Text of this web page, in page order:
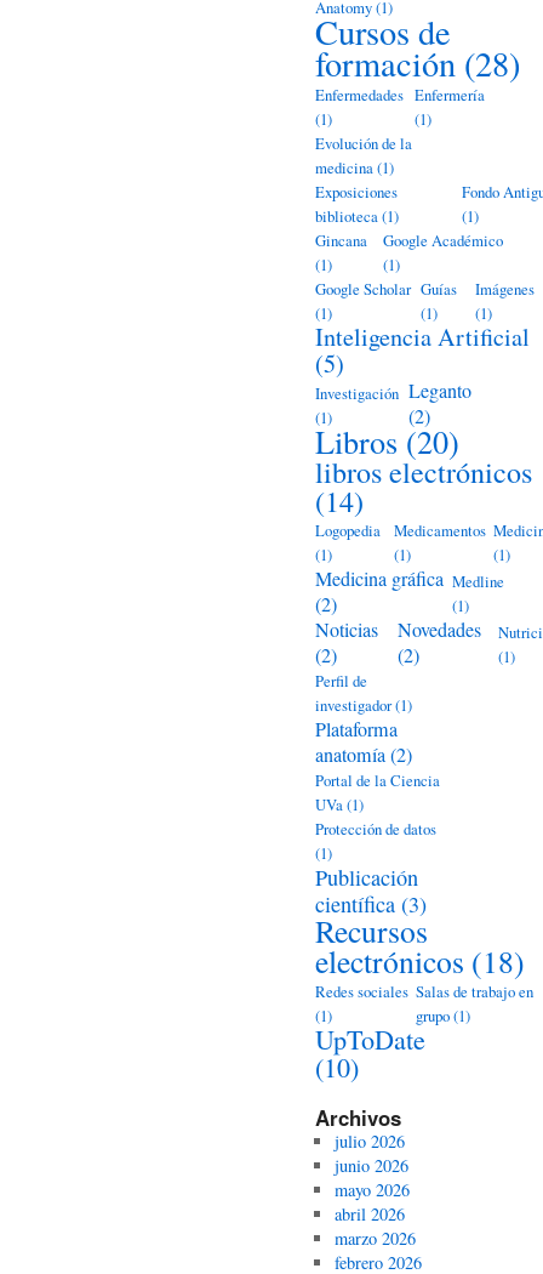
Anatomy(1)
Cursos de
formación (28)
Enfermedades
(1)
Enfermería
(1)
Evolución de la
medicina(1)
Exposiciones
biblioteca(1)
Fondo
(1)
Gincana
(1)
Google Académico
(1)
Google Scholar
(1)
Guías
(1)
Imágenes
(1)
Inteligencia Artificial
(5)
Investigación
(1)
Leganto
(2)
Libros (20)
libros electrónicos
(14)
Logopedia
(1)
Medicamentos
(1)
(1)
Medicina gráfica
(2)
Medline
(1)
Noticias
(2)
Novedades
(2)
(1)
Perfil de
investigador(1)
Plataforma
anatomía(2)
Portal de la Ciencia
UVa(1)
Protección de datos
(1)
Publicación
científica (3)
Recursos
electrónicos (18)
Redes sociales
(1)
Salas de trabajo en
grupo(1)
UpToDate
(10)
Archivos
julio 2026
junio 2026
mayo 2026
abril 2026
marzo 2026
febrero 2026